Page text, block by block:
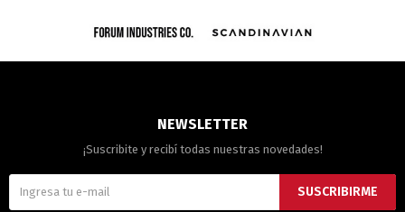
NEWSLETTER
¡Suscribite y recibí todas nuestras novedades!
SUSCRIBIRME